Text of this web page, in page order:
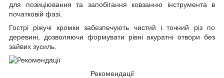
для позиціювання та запобігання ковзанню інструмента в
початковій фазі.
Гострі ріжучі кромки забезпечують чистий і точний різ по
деревині, дозволяючи формувати рівні акуратні отвори без
зайвих зусиль.
Рекомендації